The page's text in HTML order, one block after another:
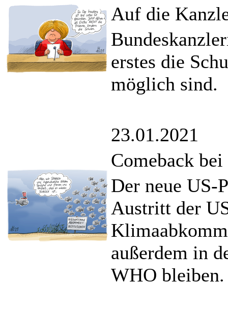
Auf die
erstes die
möglich sind.
23.01.2021
Comeback
Der neue US-
Austritt der
außerdem in
WHO bleiben.